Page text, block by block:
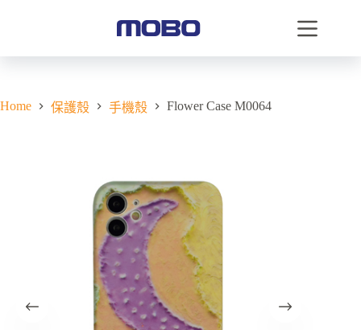
Home 保護殼 手機殼 Flower Case M0064